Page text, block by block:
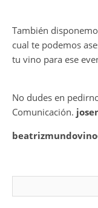
También
cual te podemos
tu vino para ese
No dudes en
Comunicación.